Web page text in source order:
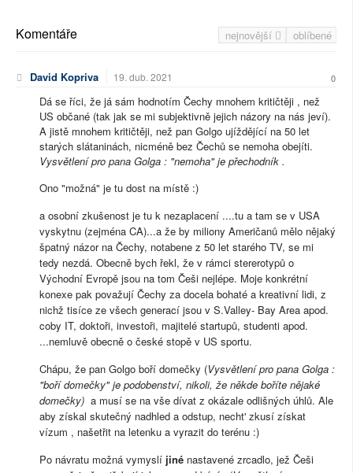
nejnovější oblíbené
Komentáře
David Kopriva 19. dub. 2021 0
Dá se říci, že já sám hodnotím Čechy mnohem kritičtěji , než
US občané (tak jak se mi subjektivně jejich názory na nás jeví).
A jistě mnohem kritičtěji, než pan Golgo ujíždějící na 50 let
starých slátaninách, nicméně bez Čechů se nemoha obejíti.
Vysvětlení pro pana Golga : "nemoha" je přechodník .
Ono "možná" je tu dost na místě :)
a osobní zkušenost je tu k nezaplacení ....tu a tam se v USA
vyskytnu (zejména CA)...a že by miliony Američanů mělo nějaký
špatný názor na Čechy, notabene z 50 let starého TV, se mi
tedy nezdá. Obecně bych řekl, že v rámci stererotypů o
Východní Evropě jsou na tom Češi nejlépe. Moje konkrétní
konexe pak považují Čechy za docela bohaté a kreativní lidi, z
nichž tisíce ze všech generací jsou v S.Valley- Bay Area apod.
coby IT, doktoři, investoři, majitelé startupů, studenti apod.
...nemluvě obecně o české stopě v US sportu.
Chápu, že pan Golgo boří domečky (Vysvětlení pro pana Golga :
"boří domečky" je podobenství, nikoli, že někde boříte nějaké
domečky) a musí se na vše dívat z okázale odlišných úhlů. Ale
aby získal skutečný nadhled a odstup, necht' zkusí získat
vízum , našetřit na letenku a vyrazit do terénu :)
Po návratu možná vymyslí jiné nastavené zrcadlo, jež Češi